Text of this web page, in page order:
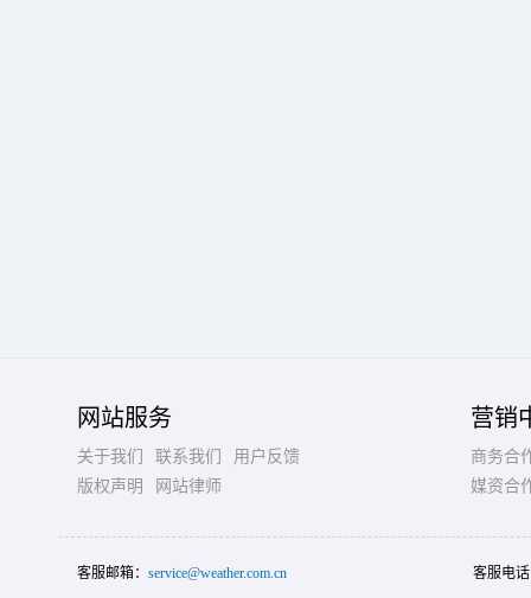
网站服务
关于我们 联系我们
用户反馈
版权声明
网站律师
营销
商务合
媒资合
客服邮箱： service@weather.com.cn 客服电